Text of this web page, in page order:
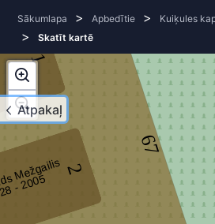
Atpakaļ
Sākumlapa > Apbedītie > Kuiķules
> Skatīt kartē
67
1
2
Mežgailis